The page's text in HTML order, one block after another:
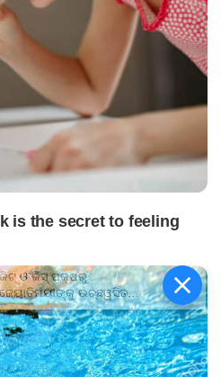
କିଟ୍‍ ଓ କିସ୍‍ ପକ୍ଷରୁ
ଜ୍ୟୋତିର୍ମୟୀଙ୍କୁ ଉଚ୍ଛ୍ୱସିତ
ସମ୍ବର୍ଦ୍ଧନା; ୫ଲକ୍ଷ ଟଙ୍କାର
ପ୍ରୋତ୍ସାହନ ରାଶି ପ୍ରଦାନ